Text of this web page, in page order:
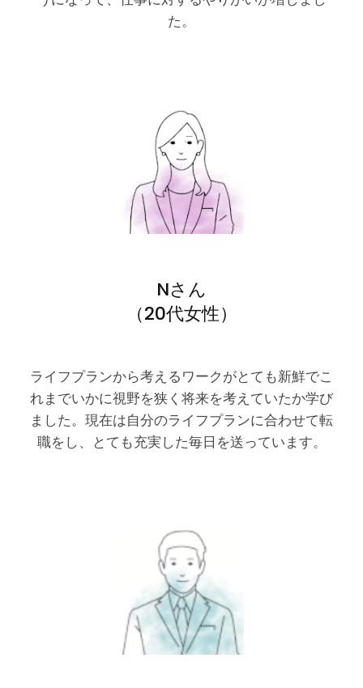
た。
Nさん
（20代女性）
ライフプランから考えるワークがとても新鮮でこ
れまでいかに視野を狭く将来を考えていたか学び
ました。現在は自分のライフプランに合わせて転
職をし、とても充実した毎日を送っています。